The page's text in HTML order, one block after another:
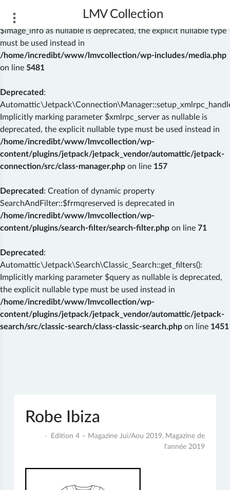
Deprecated
: wp_getimagesize(): Implicitly marking parameter
$image_info as nullable is deprecated, the explicit nullable type
must be used instead in
/home/incredibt/www/lmvcollection/wp-includes/media.php
on line 5481
Deprecated :
Implicitly marking parameter $xmlrpc_server as nullable is
deprecated, the explicit nullable type must be used instead in
/home/incredibt/www/lmvcollection/wp-
content/plugins/jetpack/jetpack_vendor/automattic/jetpack-
connection/src/class-manager.php on line 157
Deprecated : Creation of dynamic property
SearchAndFilter::$frmqreserved is deprecated in
/home/incredibt/www/lmvcollection/wp-
content/plugins/search-filter/search-filter.php on line 71
Deprecated :
Automattic\Jetpack\Search\Classic_Search::get_filters():
Implicitly marking parameter $query as nullable is deprecated,
the explicit nullable type must be used instead in
/home/incredibt/www/lmvcollection/wp-
content/plugins/jetpack/jetpack_vendor/automattic/jetpack-
search/src/classic-search/class-classic-search.php on line 1451
LMV Collection
Robe Ibiza
Edition 4 – Magazine Jui/Aou 2019, Magazine de
l'année 2019